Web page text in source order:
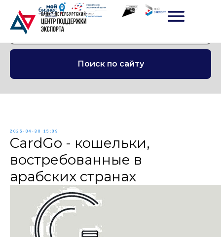
Поиск по сайту
2025-04-30 15:09
CardGo - кошельки,
востребованные в
арабских странах